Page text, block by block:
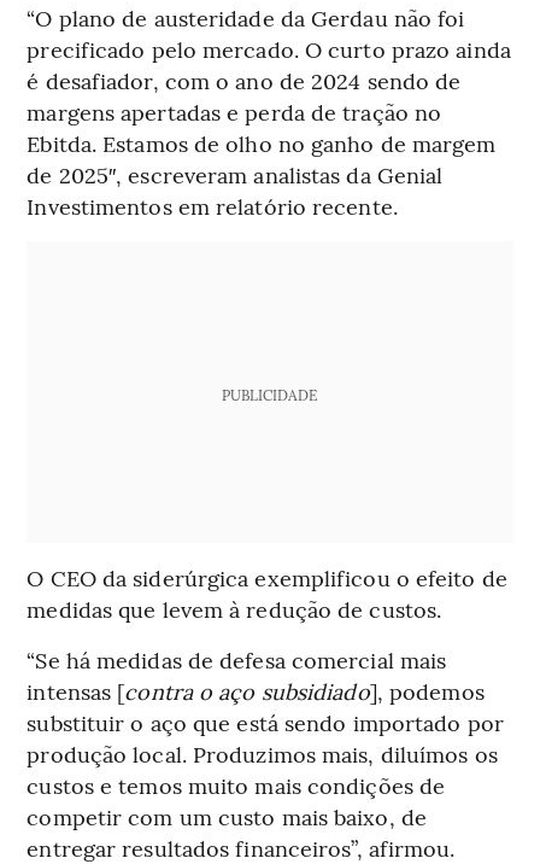
“O plano de austeridade da Gerdau não foi
precificado pelo mercado. O curto prazo ainda
é desafiador, com o ano de 2024 sendo de
margens apertadas e perda de tração no
Ebitda. Estamos de olho no ganho de margem
de 2025″, escreveram analistas da Genial
Investimentos em relatório recente.
PUBLICIDADE
O CEO da siderúrgica exemplificou o efeito de
medidas que levem à redução de custos.
“Se há medidas de defesa comercial mais
intensas [contra o aço subsidiado], podemos
substituir o aço que está sendo importado por
produção local. Produzimos mais, diluímos os
custos e temos muito mais condições de
competir com um custo mais baixo, de
entregar resultados financeiros”, afirmou.